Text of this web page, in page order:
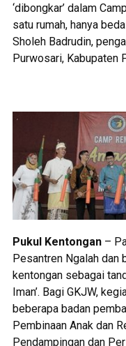
‘dibongkar’ dalam
satu rumah, hanya
Sholeh Badrudin,
Purwosari, Kabupaten
Pukul Kentongan –
Pesantren Ngalah dan
kentongan sebagai
Iman’. Bagi GKJW,
beberapa badan
Pembinaan Anak dan
Pendampingan dan